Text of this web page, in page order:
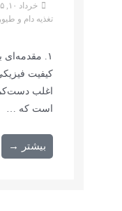
خرداد ۱۰, ۱۴۰۵
تغذیه دام و طیور
۱.
کیفیت
اغلب
است که …
بیشتر →